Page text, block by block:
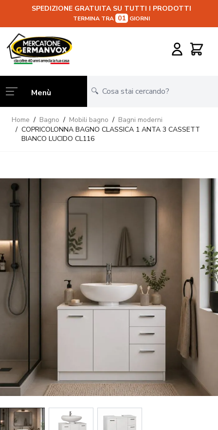
SPEDIZIONE GRATUITA SU TUTTI I PRODOTTI
TERMINA TRA 01 GIORNI
Salta al contenuto
Carrello
Menù
Home / Bagno / Mobili bagno / Bagni moderni
/ COPRICOLONNA BAGNO CLASSICA 1 ANTA 3 CASSETT
BIANCO LUCIDO CL116